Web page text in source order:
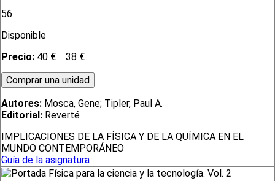
56
Disponible
Precio: 40 € 38 €
Autores: Mosca, Gene; Tipler, Paul A.
Editorial: Reverté
IMPLICACIONES DE LA FÍSICA Y DE LA QUÍMICA EN EL
MUNDO CONTEMPORÁNEO
Guía de la asignatura